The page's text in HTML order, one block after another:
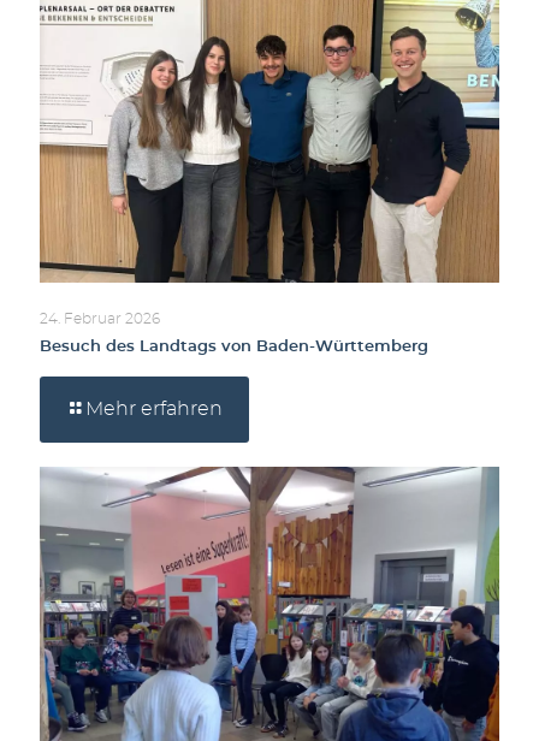
24. Februar 2026
Besuch des Landtags von Baden-Württemberg
Mehr erfahren